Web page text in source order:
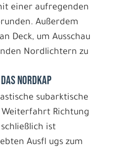
einer aufregenden
Außerdem
Deck, um Ausschau
Nordlichtern zu
Nordkap
subarktische
Richtung
ist
Ausfl ugs zum